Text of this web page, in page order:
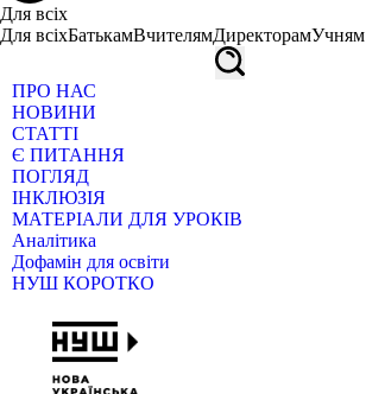
Для всіх
Для всіхБатькамВчителямДиректорамУчням
ПРО НАС
НОВИНИ
СТАТТІ
Є ПИТАННЯ
ПОГЛЯД
ІНКЛЮЗІЯ
МАТЕРІАЛИ ДЛЯ УРОКІВ
Аналітика
Дофамін для освіти
НУШ КОРОТКО